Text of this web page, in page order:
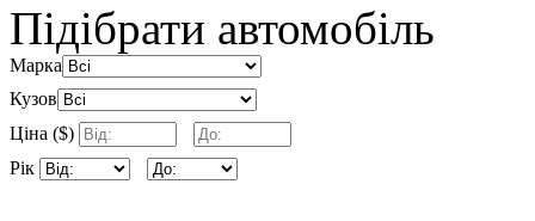
Підібрати автомобіль
Марка
Кузов
Ціна ($)
Рік